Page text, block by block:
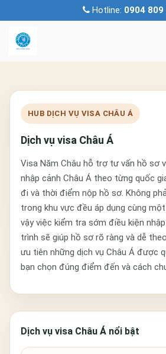
Hotline: 0904 809
HUB DỊCH VỤ VISA CHÂU Á
Dịch vụ visa Châu Á
Visa Năm Châu hỗ trợ tư vấn hồ sơ
nhập cảnh Châu Á theo từng quốc
đi và thời điểm nộp hồ sơ. Không
trong khu vực đều áp dụng cùng
vậy việc kiểm tra sớm điều kiện
trình sẽ giúp hồ sơ rõ ràng và dễ
ưu tiên những dịch vụ Châu Á được
bạn chọn đúng điểm đến và cách
Dịch vụ visa Châu Á nổi bật